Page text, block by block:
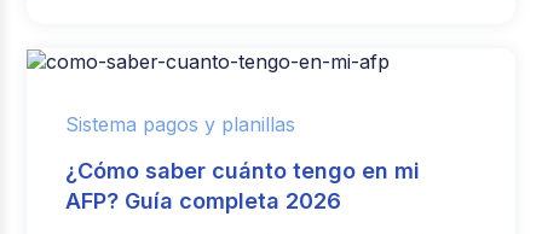
Sistema pagos y planillas
¿Cómo saber cuánto tengo en mi
AFP? Guía completa 2026